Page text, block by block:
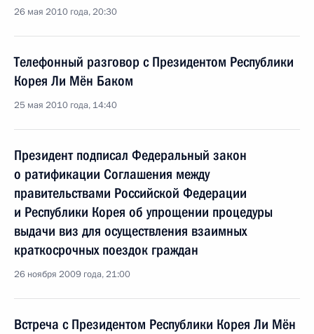
26 мая 2010 года, 20:30
Телефонный разговор с Президентом Республики
Корея Ли Мён Баком
25 мая 2010 года, 14:40
Президент подписал Федеральный закон
о ратификации Соглашения между
правительствами Российской Федерации
и Республики Корея об упрощении процедуры
выдачи виз для осуществления взаимных
краткосрочных поездок граждан
26 ноября 2009 года, 21:00
Встреча с Президентом Республики Корея Ли Мён